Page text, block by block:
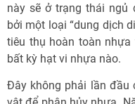
này sẽ ở trạng thái ngủ
bởi một loại “dung dịch
tiêu thụ hoàn toàn nhựa
bất kỳ hạt vi nhựa nào.
Đây không phải lần đầu